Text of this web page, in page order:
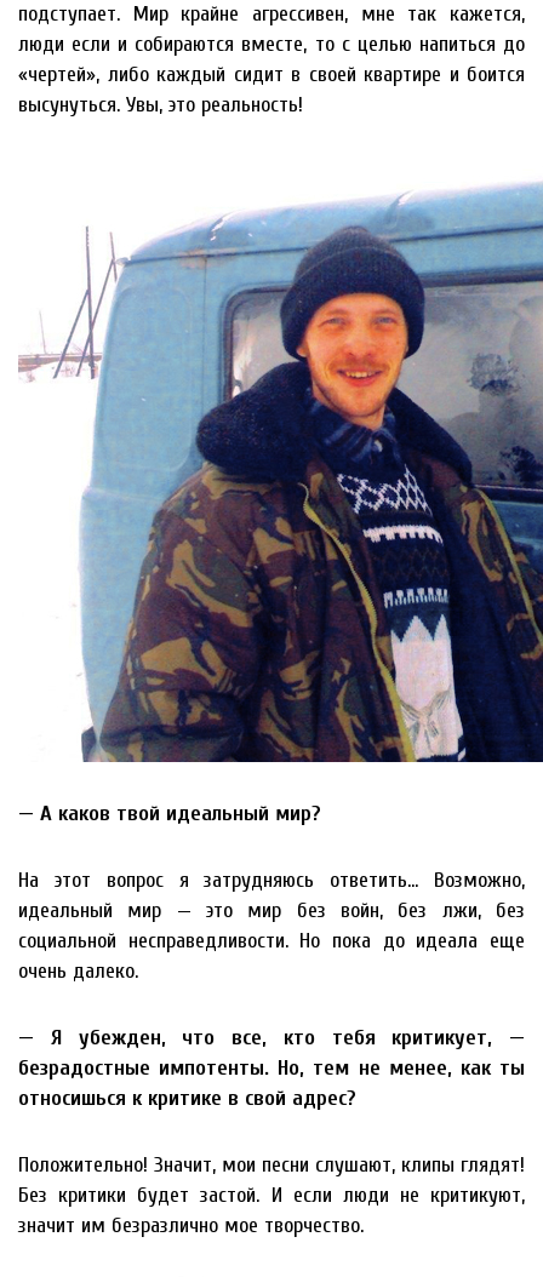
подступает. Мир крайне агрессивен, мне так кажется,
люди если и собираются вместе, то с целью напиться до
«чертей», либо каждый сидит в своей квартире и боится
высунуться. Увы, это реальность!
— А каков твой идеальный мир?
На этот вопрос я затрудняюсь ответить… Возможно,
идеальный мир — это мир без войн, без лжи, без
социальной несправедливости. Но пока до идеала еще
очень далеко.
— Я убежден, что все, кто тебя критикует, —
безрадостные импотенты. Но, тем не менее, как ты
относишься к критике в свой адрес?
Положительно! Значит, мои песни слушают, клипы глядят!
Без критики будет застой. И если люди не критикуют,
значит им безразлично мое творчество.